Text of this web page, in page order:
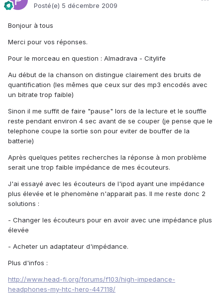
Posté(e) 5 décembre 2009
Bonjour à tous
Merci pour vos réponses.
Pour le morceau en question : Almadrava - Citylife
Au début de la chanson on distingue clairement des bruits de
quantification (les mêmes que ceux sur des mp3 encodés avec
un bitrate trop faible)
Sinon il me suffit de faire "pause" lors de la lecture et le souffle
reste pendant environ 4 sec avant de se couper (je pense que le
telephone coupe la sortie son pour eviter de bouffer de la
batterie)
Après quelques petites recherches la réponse à mon problème
serait une trop faible impédance de mes écouteurs.
J'ai essayé avec les écouteurs de l'ipod ayant une impédance
plus élevée et le phenomène n'apparait pas. Il me reste donc 2
solutions :
- Changer les écouteurs pour en avoir avec une impédance plus
élevée
- Acheter un adaptateur d'impédance.
Plus d'infos :
http://www.head-fi.org/forums/f103/high-impedance-
headphones-my-htc-hero-447118/